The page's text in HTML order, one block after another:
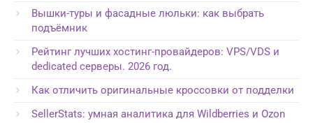
Вышки-туры и фасадные люльки: как выбрать
подъёмник
Рейтинг лучших хостинг-провайдеров: VPS/VDS и
dedicated серверы. 2026 год.
Как отличить оригинальные кроссовки от подделки
SellerStats: умная аналитика для Wildberries и Ozon